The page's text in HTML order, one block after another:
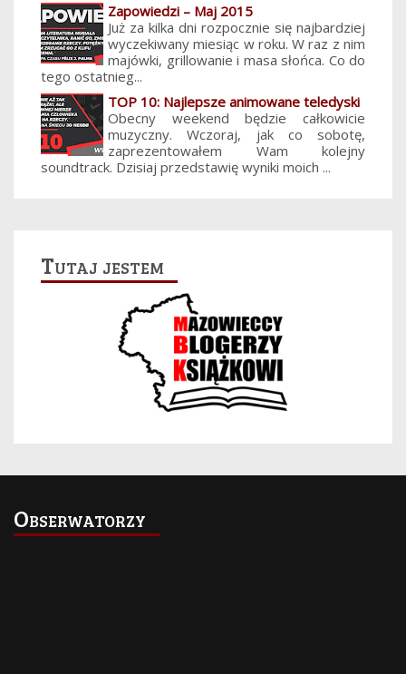
Zapowiedzi – Maj 2015
Już za kilka dni rozpocznie się najbardziej
wyczekiwany miesiąc w roku. W raz z nim
majówki, grillowanie i masa słońca. Co do
tego ostatnieg...
TOP 10: Najlepsze animowane teledyski
Obecny weekend będzie całkowicie
muzyczny. Wczoraj, jak co sobotę,
zaprezentowałem Wam kolejny
soundtrack. Dzisiaj przedstawię wyniki moich ...
Tutaj jestem
Obserwatorzy